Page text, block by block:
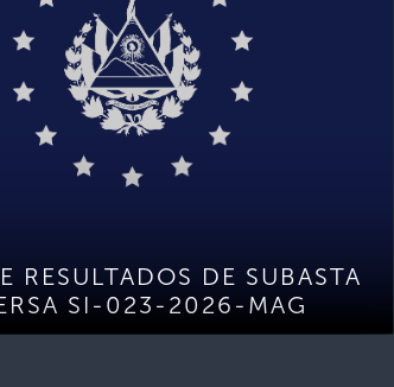
RESULTADOS DE SUBASTA
SI-023-2026-MAG